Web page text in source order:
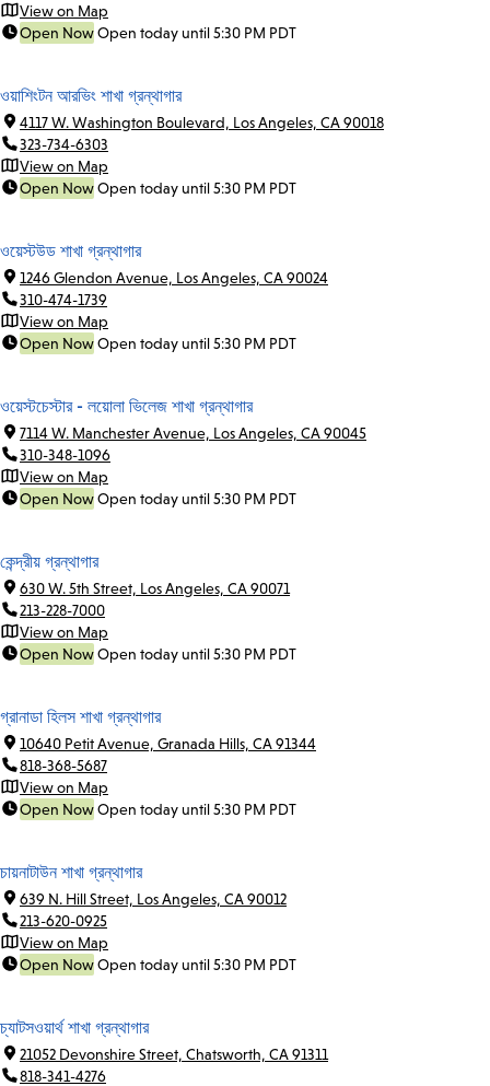
View on Map
Open NowOpen today until 5:30 PM PDT
ওয়াশিংটন আরভিং শাখা গ্রন্থাগার
4117 W. Washington Boulevard, Los Angeles, CA 90018
323-734-6303
View on Map
Open NowOpen today until 5:30 PM PDT
ওয়েস্টউড শাখা গ্রন্থাগার
1246 Glendon Avenue, Los Angeles, CA 90024
310-474-1739
View on Map
Open NowOpen today until 5:30 PM PDT
ওয়েস্টচেস্টার - লয়োলা ভিলেজ শাখা গ্রন্থাগার
7114 W. Manchester Avenue, Los Angeles, CA 90045
310-348-1096
View on Map
Open NowOpen today until 5:30 PM PDT
কেন্দ্রীয় গ্রন্থাগার
630 W. 5th Street, Los Angeles, CA 90071
213-228-7000
View on Map
Open NowOpen today until 5:30 PM PDT
গ্রানাডা হিলস শাখা গ্রন্থাগার
10640 Petit Avenue, Granada Hills, CA 91344
818-368-5687
View on Map
Open NowOpen today until 5:30 PM PDT
চায়নাটাউন শাখা গ্রন্থাগার
639 N. Hill Street, Los Angeles, CA 90012
213-620-0925
View on Map
Open NowOpen today until 5:30 PM PDT
চ্যাটসওয়ার্থ শাখা গ্রন্থাগার
21052 Devonshire Street, Chatsworth, CA 91311
818-341-4276